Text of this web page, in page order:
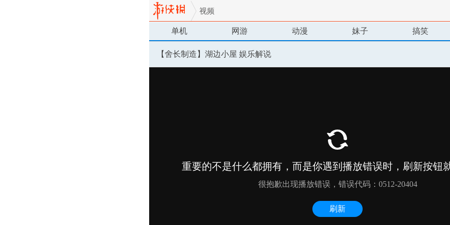
视频
单机 网游 动漫 妹子 搞笑
【舍长制造】湖边小屋 娱乐解说